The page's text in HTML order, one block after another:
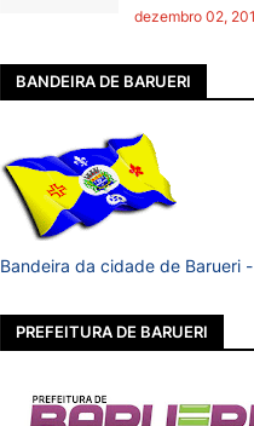
dezembro 02,
BANDEIRA DE BARUERI
Bandeira da cidade de Barueri -
PREFEITURA DE BARUERI